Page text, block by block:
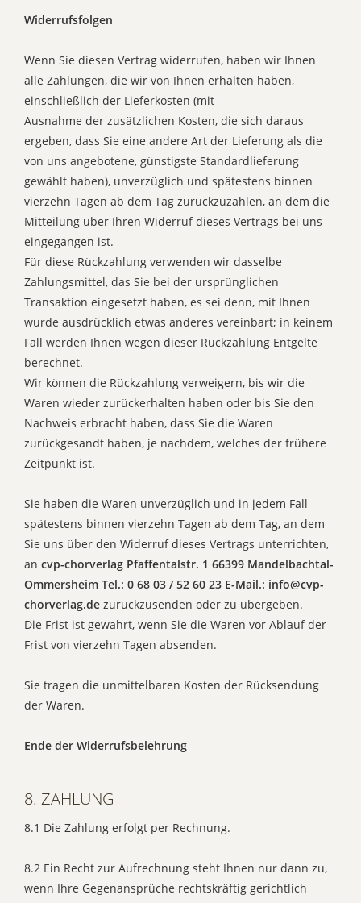
Widerrufsfolgen
Wenn Sie diesen Vertrag widerrufen, haben wir Ihnen
alle Zahlungen, die wir von Ihnen erhalten haben,
einschließlich der Lieferkosten (mit
Ausnahme der zusätzlichen Kosten, die sich daraus
ergeben, dass Sie eine andere Art der Lieferung als die
von uns angebotene, günstigste Standardlieferung
gewählt haben), unverzüglich und spätestens binnen
vierzehn Tagen ab dem Tag zurückzuzahlen, an dem die
Mitteilung über Ihren Widerruf dieses Vertrags bei uns
eingegangen ist.
Für diese Rückzahlung verwenden wir dasselbe
Zahlungsmittel, das Sie bei der ursprünglichen
Transaktion eingesetzt haben, es sei denn, mit Ihnen
wurde ausdrücklich etwas anderes vereinbart; in keinem
Fall werden Ihnen wegen dieser Rückzahlung Entgelte
berechnet.
Wir können die Rückzahlung verweigern, bis wir die
Waren wieder zurückerhalten haben oder bis Sie den
Nachweis erbracht haben, dass Sie die Waren
zurückgesandt haben, je nachdem, welches der frühere
Zeitpunkt ist.
Sie haben die Waren unverzüglich und in jedem Fall
spätestens binnen vierzehn Tagen ab dem Tag, an dem
Sie uns über den Widerruf dieses Vertrags unterrichten,
an cvp-chorverlag Pfaffentalstr. 1 66399 Mandelbachtal-
Ommersheim Tel.: 0 68 03 / 52 60 23 E-Mail.: info@cvp-
chorverlag.de zurückzusenden oder zu übergeben.
Die Frist ist gewahrt, wenn Sie die Waren vor Ablauf der
Frist von vierzehn Tagen absenden.
Sie tragen die unmittelbaren Kosten der Rücksendung
der Waren.
Ende der Widerrufsbelehrung
8. ZAHLUNG
8.1 Die Zahlung erfolgt per Rechnung.
8.2 Ein Recht zur Aufrechnung steht Ihnen nur dann zu,
wenn Ihre Gegenansprüche rechtskräftig gerichtlich